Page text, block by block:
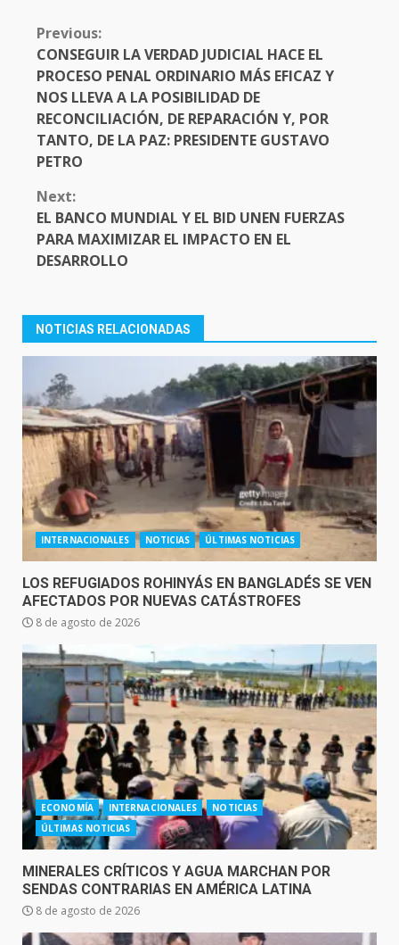
CONTINUE
READING
Previous:
CONSEGUIR LA VERDAD JUDICIAL HACE EL
PROCESO PENAL ORDINARIO MÁS EFICAZ Y
NOS LLEVA A LA POSIBILIDAD DE
RECONCILIACIÓN, DE REPARACIÓN Y, POR
TANTO, DE LA PAZ: PRESIDENTE GUSTAVO
PETRO
Next:
EL BANCO MUNDIAL Y EL BID UNEN FUERZAS
PARA MAXIMIZAR EL IMPACTO EN EL
DESARROLLO
NOTICIAS RELACIONADAS
INTERNACIONALES NOTICIAS ÚLTIMAS NOTICIAS
LOS REFUGIADOS ROHINYÁS EN BANGLADÉS SE VEN
AFECTADOS POR NUEVAS CATÁSTROFES
8 de agosto de 2026
ECONOMÍA INTERNACIONALES
NOTICIAS
ÚLTIMAS NOTICIAS
MINERALES CRÍTICOS Y AGUA MARCHAN POR
SENDAS CONTRARIAS EN AMÉRICA LATINA
8 de agosto de 2026